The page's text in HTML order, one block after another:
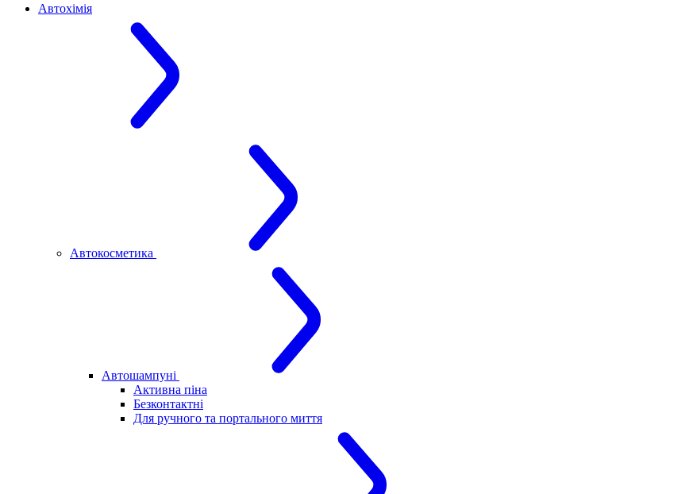
Автохімія
Автокосметика
Автошампуні
Активна піна
Безконтактні
Для ручного та портального миття